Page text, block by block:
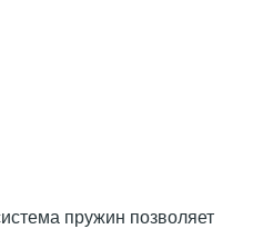
пружин позволяет